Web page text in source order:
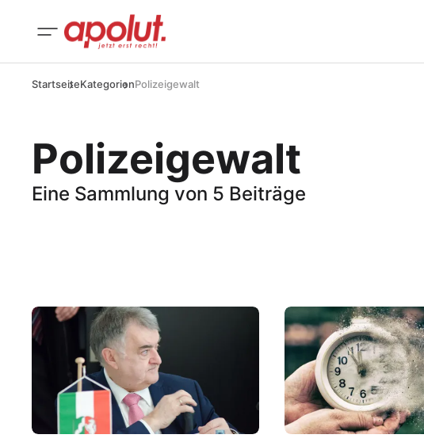
StartseiteKategorienPolizeigewalt
Polizeigewalt
Eine Sammlung von 5 Beiträge